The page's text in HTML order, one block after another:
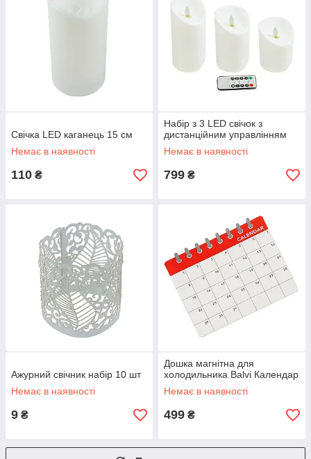
Свічка LED каганець 15 см
Немає в наявності
110 ₴
Набір з 3 LED свічок з
дистанційним управлінням
Немає в наявності
799 ₴
Ажурний свічник набір 10 шт
Немає в наявності
9 ₴
Дошка магнітна для
холодильника Balvi Календар
Немає в наявності
499 ₴